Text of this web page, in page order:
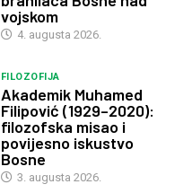
vojskom
4. augusta 2026.
FILOZOFIJA
Akademik Muhamed
Filipović (1929–2020):
filozofska misao i
povijesno iskustvo
Bosne
3. augusta 2026.